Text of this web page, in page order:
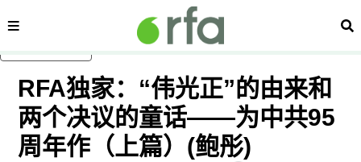
内容分类 搜
RFA独家：“伟光正”的由来和
两个决议的童话——为中共95
周年作（上篇）(鲍彤)